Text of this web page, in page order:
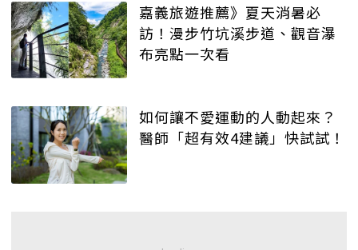
嘉義旅遊推薦》夏天消暑必
訪！漫步竹坑溪步道、觀音瀑
布亮點一次看
如何讓不愛運動的人動起來？
醫師「超有效4建議」快試試！